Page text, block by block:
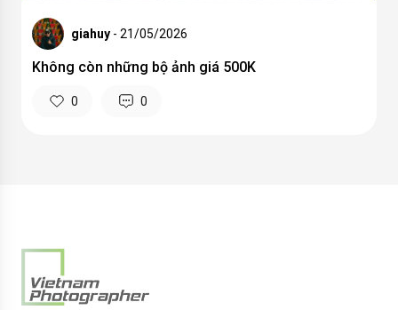
giahuy - 21/05/2026
Không còn những bộ ảnh giá 500K
0 0